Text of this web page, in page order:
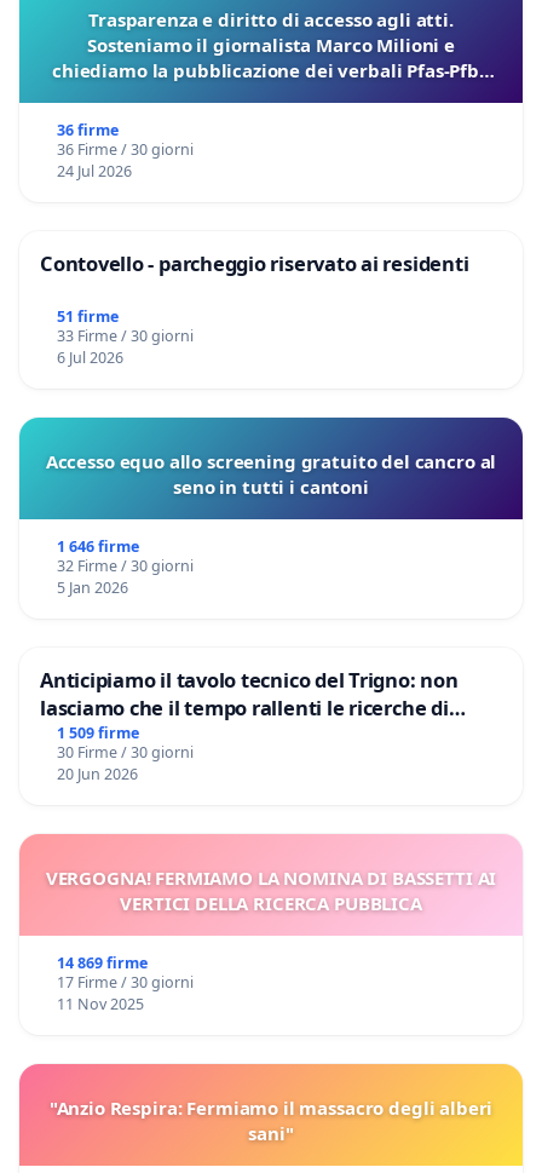
Trasparenza e diritto di accesso agli atti.
Sosteniamo il giornalista Marco Milioni e
chiediamo la pubblicazione dei verbali Pfas-Pfba
36 firme
36 Firme / 30 giorni
24 Jul 2026
Contovello - parcheggio riservato ai residenti
51 firme
33 Firme / 30 giorni
6 Jul 2026
Accesso equo allo screening gratuito del cancro al
seno in tutti i cantoni
1 646 firme
32 Firme / 30 giorni
5 Jan 2026
Anticipiamo il tavolo tecnico del Trigno: non
lasciamo che il tempo rallenti le ricerche di
Domenico Racanati
1 509 firme
30 Firme / 30 giorni
20 Jun 2026
VERGOGNA! FERMIAMO LA NOMINA DI BASSETTI AI
VERTICI DELLA RICERCA PUBBLICA
14 869 firme
17 Firme / 30 giorni
11 Nov 2025
"Anzio Respira: Fermiamo il massacro degli alberi
sani"